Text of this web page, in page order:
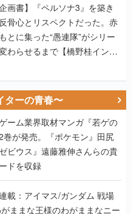
画書】『ペルソナ3』を築き
骨心とリスペクトだった。赤
とに集った“愚連隊”がシリー
わらせるまで【橋野桂インタ
ターの青春〜
ーム業界取材マンガ『若ゲの
巻が発売。『ポケモン』田尻
ビウス』遠藤雅伸さんらの貴
ドを収録
載：アイマス/ガンダム 戦場
ままな王様のわがままなニー